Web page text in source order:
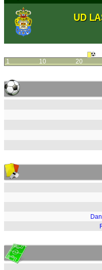
UD
1 10 20